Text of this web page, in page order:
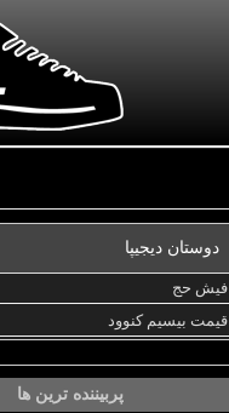
دوستان دیجیپا
فیش حج
قیمت بیسیم کنوود
پربیننده ترین ها